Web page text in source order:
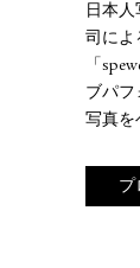
日本
司によ
「
ブパフ
写真を
プ